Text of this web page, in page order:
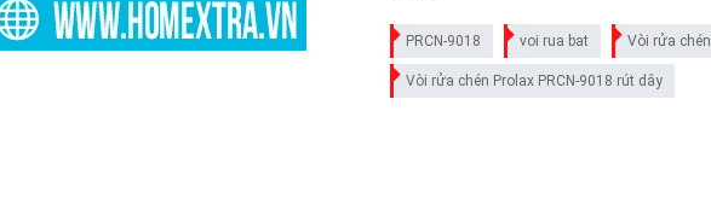
PRCN-9018 voi rua bat Vòi rửa chén
Vòi rửa chén Prolax PRCN-9018 rút dây